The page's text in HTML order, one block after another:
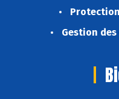
Gestion